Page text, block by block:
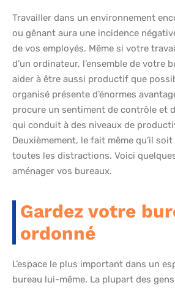
Travailler dans un environnement
ou gênant aura une incidence
de vos employés. Même si votre
d’un ordinateur, l’ensemble de votre
aider à être aussi productif que
organisé présente d’énormes
procure un sentiment de contrôle et
qui conduit à des niveaux de
Deuxièmement, le fait même qu’il
toutes les distractions. Voici
aménager vos bureaux.
Gardez votre
ordonné
L’espace le plus important dans un
bureau lui-même. La plupart des